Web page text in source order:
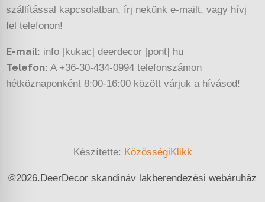
szállítással kapcsolatban, írj nekünk e-mailt, vagy hívj
fel telefonon!
E-mail: info [kukac] deerdecor [pont] hu
Telefon: A +36-30-434-0994 telefonszámon
hétköznaponként 8:00-16:00 között várjuk a hívásod!
Készítette: KözösségiKlikk
©2026.DeerDecor skandináv lakberendezési webáruház